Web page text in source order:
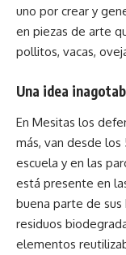
uno por crear y
en piezas de arte
pollitos, vacas,
Una idea
En Mesitas los
más, van desde
escuela y en las
está presente en
buena parte de sus
residuos
elementos